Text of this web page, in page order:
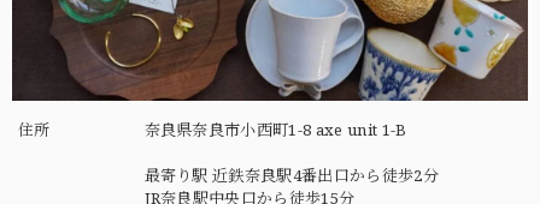
住所 奈良県奈良市小西町1-8 axe unit 1-B
最寄り駅 近鉄奈良駅4番出口から徒歩2分
JR奈良駅中央口から徒歩15分